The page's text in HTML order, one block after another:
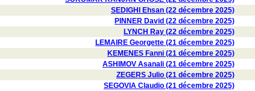
SEDIGHI Ehsan (22 décembre 2025)
PINNER David (22 décembre 2025)
LYNCH Ray (22 décembre 2025)
LEMAIRE Georgette (21 décembre 2025)
KEMENES Fanni (21 décembre 2025)
ASHIMOV Asanali (21 décembre 2025)
ZEGERS Julio (21 décembre 2025)
SEGOVIA Claudio (21 décembre 2025)